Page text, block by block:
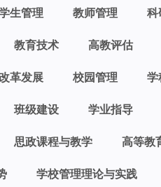
生管理 教师管理 科
教育技术 高教评估
革发展 校园管理 学
班级建设 学业指导
思政课程与教学 高等教
学校管理理论与实践